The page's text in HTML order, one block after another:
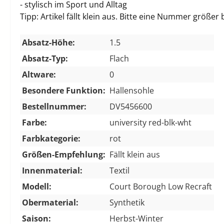
- stylisch im Sport und Alltag
Tipp: Artikel fällt klein aus. Bitte eine Nummer größer
Absatz-Höhe:
1.5
Absatz-Typ:
Flach
Altware:
0
Besondere Funktion: Hallensohle
Bestellnummer:
DV5456600
Farbe:
university red-blk-wht
Farbkategorie:
rot
Größen-Empfehlung: Fällt klein aus
Innenmaterial:
Textil
Modell:
Court Borough Low Recraft
Obermaterial:
Synthetik
Saison:
Herbst-Winter